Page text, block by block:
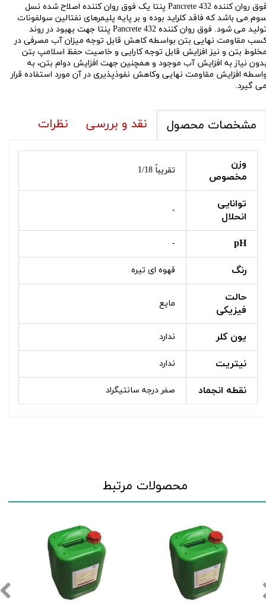
فوق روان کننده Pancrete 432 پنتا یک فوق روان کننده اصلاح شده نسل
می باشد که فاقد کلراید بوده و بر پایه پلیمرهای نفتالین سولفونات
تولید می شود. فوق روان کننده Pancrete 432 پنتا جهت بهبود در روند
مقاومت نهایی بتن بواسطه کاهش قابل توجه میزان آب مصرفی در
بتن و نیز افزایش قابل توجه کارایی و خاصیت حفظ اسلامپ بتن
نیاز به افزایش آب موجود و همچنین جهت افزایش دوام بتن، به
افزایش مقاومت نهایی وکاهش نفوذپذیری در آن مورد استفاده قرار
گیرد.
مشخصات محصول نقد و بررسی نظرات
وزن
مخصوص
تقریباً 1/18
توانایی
انحلال
-
pH
-
رنگ قهوه ای تیره
حالت
فيزيكی
مایع
یون کلر ندارد
نیتریت ندارد
نقطه انجماد صفر درجه سانتیگراد
محصولات مرتبط